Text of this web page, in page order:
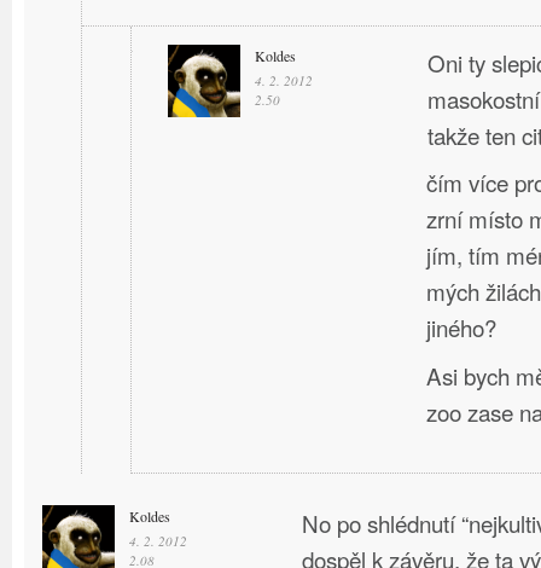
Koldes
4. 2. 2012
2.50
Oni ty
takže ten
čím více
zrní místo
jím, tím
mých
jiného?
Asi bych
zoo zase
Koldes
4. 2. 2012
2.08
No po shlédnutí
dospěl k závěru, že ta